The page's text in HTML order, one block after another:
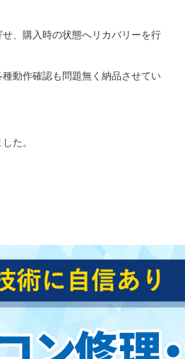
、購入時の状態へリカバリーを行
動作確認も問題無く納品させてい
た。